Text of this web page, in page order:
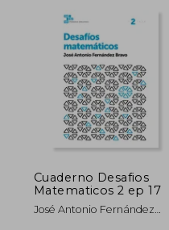
Cuaderno Desafios
Matematicos 2 ep 17
José Antonio Fernández